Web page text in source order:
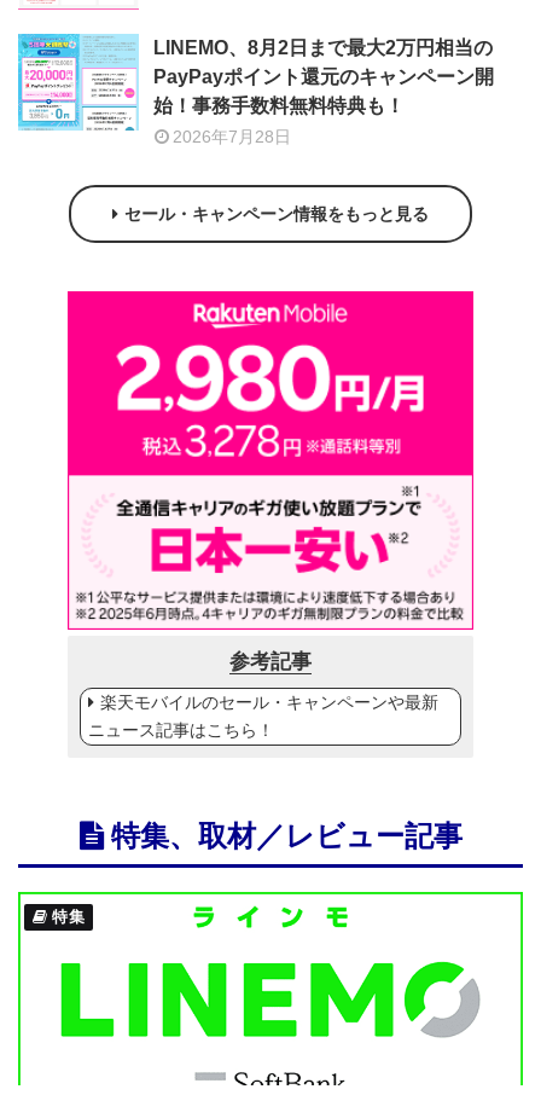
LINEMO、8月2日まで最大2万円相当の
PayPayポイント還元のキャンペーン開
始！事務手数料無料特典も！
2026年7月28日
セール・キャンペーン情報をもっと見る
参考記事
楽天モバイルのセール・キャンペーンや最新
ニュース記事はこちら！
特集、取材／レビュー記事
特集